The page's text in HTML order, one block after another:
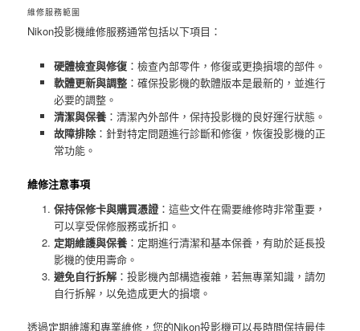
維修服務範圍
Nikon投影機維修服務通常包括以下項目：
硬體檢查與修復：檢查內部零件，修復或更換損壞的部件。
軟體更新與調整：確保投影機的軟體版本是最新的，並進行
必要的調整。
清潔與保養：清潔內外部件，保持投影機的良好運行狀態。
故障排除：針對特定問題進行診斷和修復，恢復投影機的正
常功能。
維修注意事項
保持保修卡與購買憑證：這些文件在需要維修時非常重要，
可以享受保修服務或折扣。
定期維護與保養：定期進行清潔和基本保養，有助於延長投
影機的使用壽命。
避免自行拆解：投影機內部構造複雜，若無專業知識，請勿
自行拆解，以免造成更大的損壞。
透過定期維護和專業維修，您的Nikon投影機可以長時間保持最佳